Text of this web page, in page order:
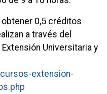
obtener 0,5 créditos
a través del
Universitaria y
extension-